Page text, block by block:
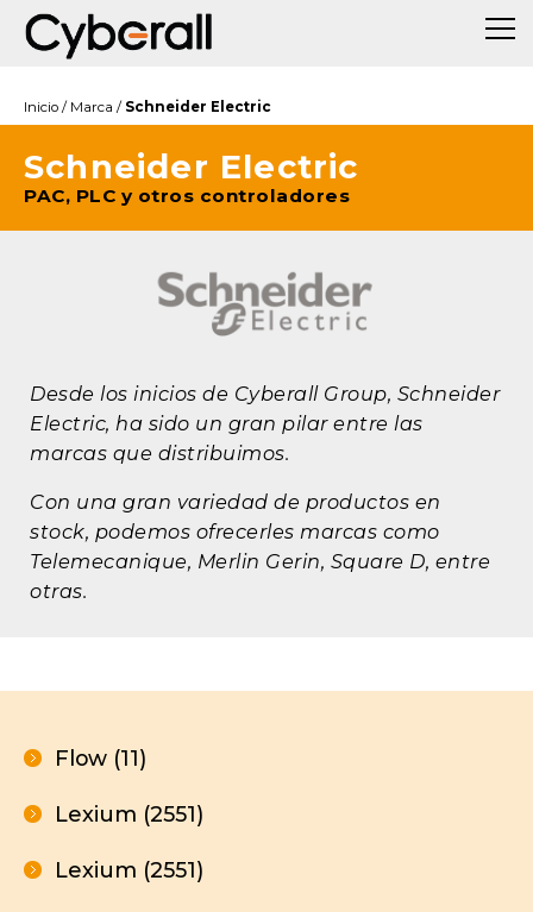
Inicio / Marca / Schneider Electric
Schneider Electric
PAC, PLC y otros controladores
Desde los inicios de Cyberall Group, Schneider
Electric, ha sido un gran pilar entre las
marcas que distribuimos.
Con una gran variedad de productos en
stock, podemos ofrecerles marcas como
Telemecanique, Merlin Gerin, Square D, entre
otras.
Flow (11)
Lexium (2551)
Lexium (2551)